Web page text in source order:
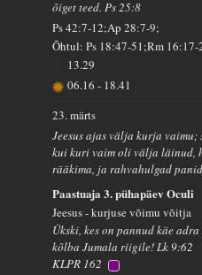
õiget teed. Ps 25:8
Ps 42:7-12;Ap 28:7-9;
Õhtul: Ps 18:47-51;Rm 16:17-
13.29
06.16- 18.41
23. märts
Jeesus ajas välja kurja vaimu;
kui kuri vaim oli välja läinud,
rääkima, ja rahvahulgad
Paastuaja 3. pühapäev Oculi
Jeesus - kurjuse võimu võitja
Ükski, kes on pannud käe
kõlba Jumala riigile! Lk 9:62
KLPR 162